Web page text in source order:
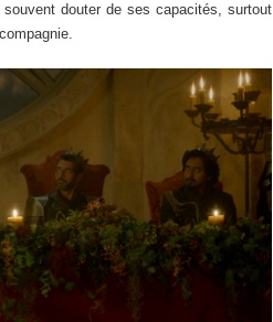
douter de ses capacités, surtout